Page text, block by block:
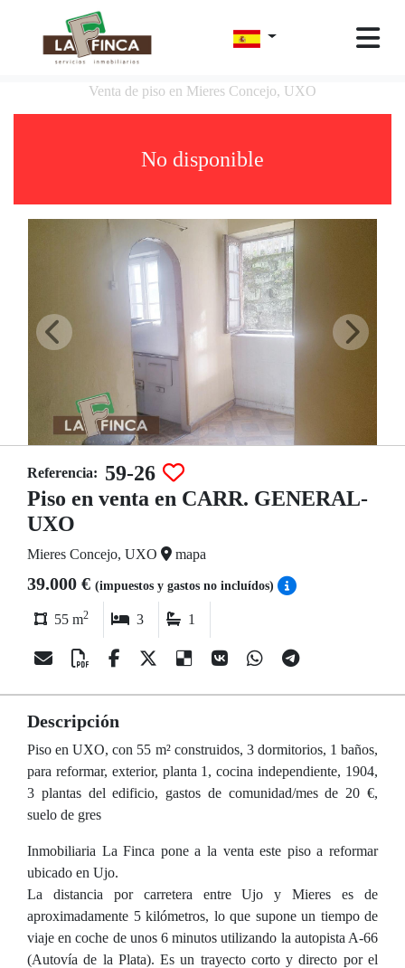
Venta de piso en Mieres Concejo, UXO
No disponible
Referencia: 59-26
Piso en venta en CARR. GENERAL-
UXO
Mieres Concejo, UXO mapa
39.000 € (impuestos y gastos no incluídos)
55 m2 3 1
Descripción
Piso en UXO, con 55 m² construidos, 3 dormitorios, 1 baños,
para reformar, exterior, planta 1, cocina independiente, 1904,
3 plantas del edificio, gastos de comunidad/mes de 20 €,
suelo de gres
Inmobiliaria La Finca pone a la venta este piso a reformar
ubicado en Ujo.
La distancia por carretera entre Ujo y Mieres es de
aproximadamente 5 kilómetros, lo que supone un tiempo de
viaje en coche de unos 6 minutos utilizando la autopista A-66
(Autovía de la Plata). Es un trayecto corto y directo por el